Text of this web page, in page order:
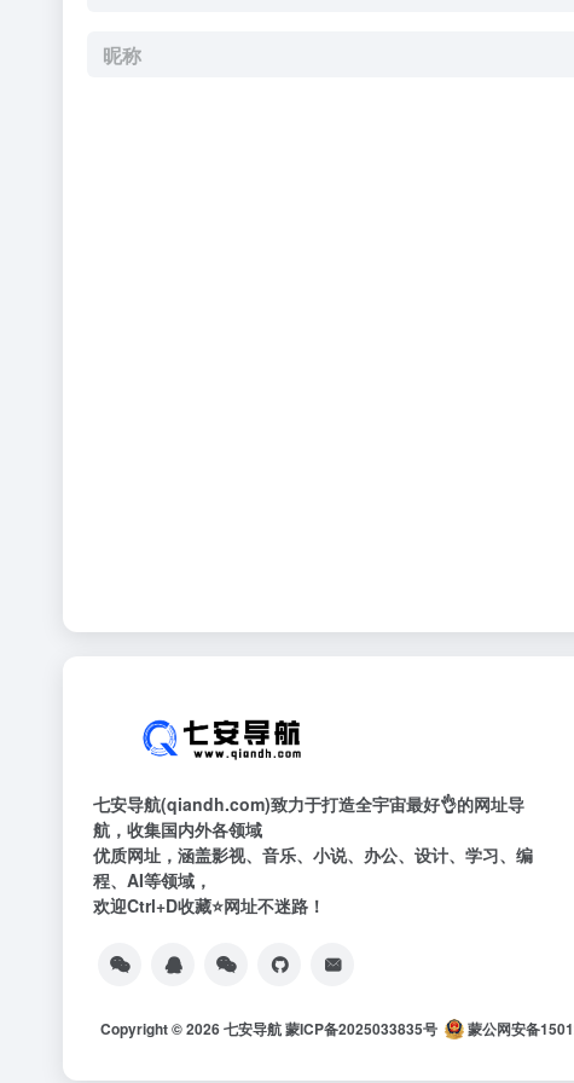
七安导航(qiandh.com)致力于打造全宇宙最好👌的网址导
航，收集国内外各领域
优质网址，涵盖影视、音乐、小说、办公、设计、学习、编
程、AI等领域，
欢迎Ctrl+D收藏⭐网址不迷路！
Copyright © 2026七安导航蒙ICP备2025033835号 蒙公网安备